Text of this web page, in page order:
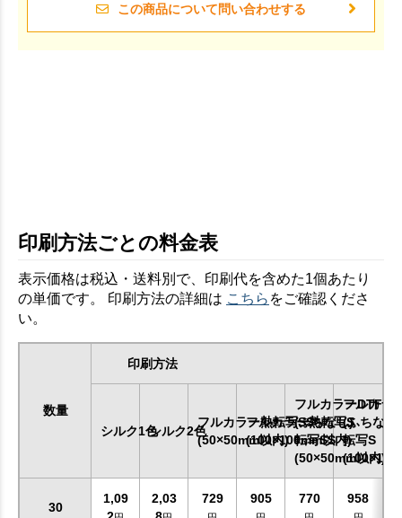
この商品について問い合わせする
印刷方法ごとの料金表
表示価格は税込・送料別で、印刷代を含めた1個あたり
の単価です。 印刷方法の詳細は こちら をご確認くださ
い。
数量
印刷方法
シルク1色シルク2色
フルカラー熱転写SS
(50×50mm以内)
フルカラー熱転写S
(100×100mm以内)
フルカラーDTF
(ふちなし)
転写SS
(50×50mm以内)
フルカラ
(ふちなし)
転写S
30
1,09
2,03
729 905 770 958